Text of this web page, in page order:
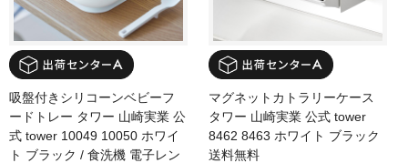
吸盤付きシリコーンベビーフ
ードトレー タワー 山崎実業 公
式 tower 10049 10050 ホワイ
ト ブラック / 食洗機 電子レン
マグネットカトラリーケース
タワー 山崎実業 公式 tower
8462 8463 ホワイト ブラック
送料無料